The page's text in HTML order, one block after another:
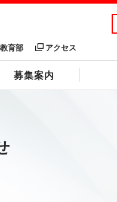
育部 アクセス
募集案内